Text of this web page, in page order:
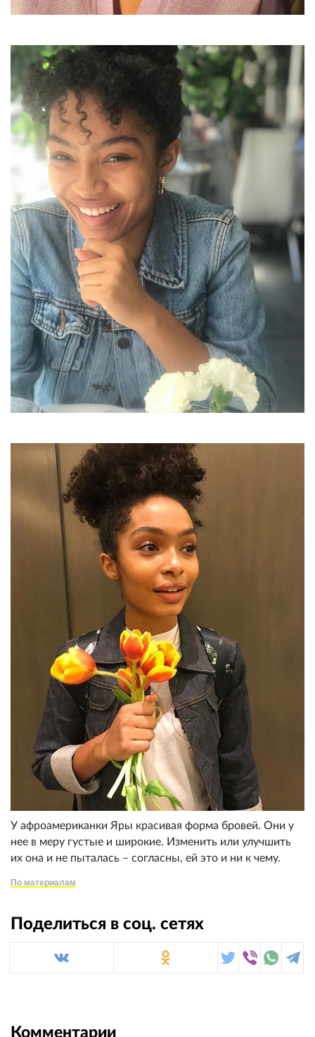
У афроамериканки Яры красивая форма бровей. Они у
нее в меру густые и широкие. Изменить или улучшить
их она и не пыталась – согласны, ей это и ни к чему.
По материалам
Поделиться в соц. сетях
Комментарии